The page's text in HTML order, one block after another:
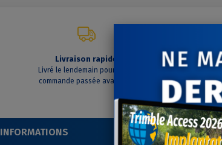
Livraison rapide
Livré le lendemain pour toute
commande passée avant 14h
A
SUIVEZ-NOUS
INFORMATIONS